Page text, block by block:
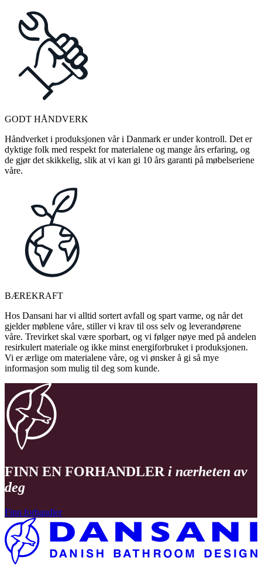
GODT HÅNDVERK
Håndverket i produksjonen vår i Danmark er under kontroll. Det er
dyktige folk med respekt for materialene og mange års erfaring, og
de gjør det skikkelig, slik at vi kan gi 10 års garanti på møbelseriene
våre.
BÆREKRAFT
Hos Dansani har vi alltid sortert avfall og spart varme, og når det
gjelder møblene våre, stiller vi krav til oss selv og leverandørene
våre. Trevirket skal være sporbart, og vi følger nøye med på andelen
resirkulert materiale og ikke minst energiforbruket i produksjonen.
Vi er ærlige om materialene våre, og vi ønsker å gi så mye
informasjon som mulig til deg som kunde.
FINN EN FORHANDLER i nærheten av
deg
Finn forhandler